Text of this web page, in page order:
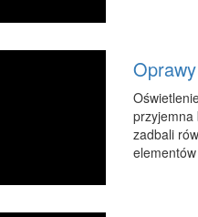
przyjemna
zadbali